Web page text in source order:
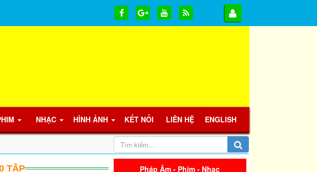
NHẠC HÌNH ẢNH KẾT NỐI LIÊN HỆ ENGLISH
TẬP Pháp Âm - Phim - Nhạc